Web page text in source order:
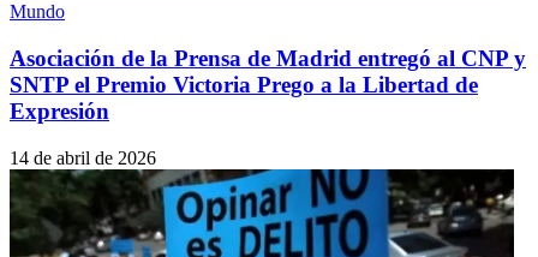
Mundo
Asociación de la Prensa de Madrid entregó al CNP y
SNTP el Premio Victoria Prego a la Libertad de
Expresión
14 de abril de 2026